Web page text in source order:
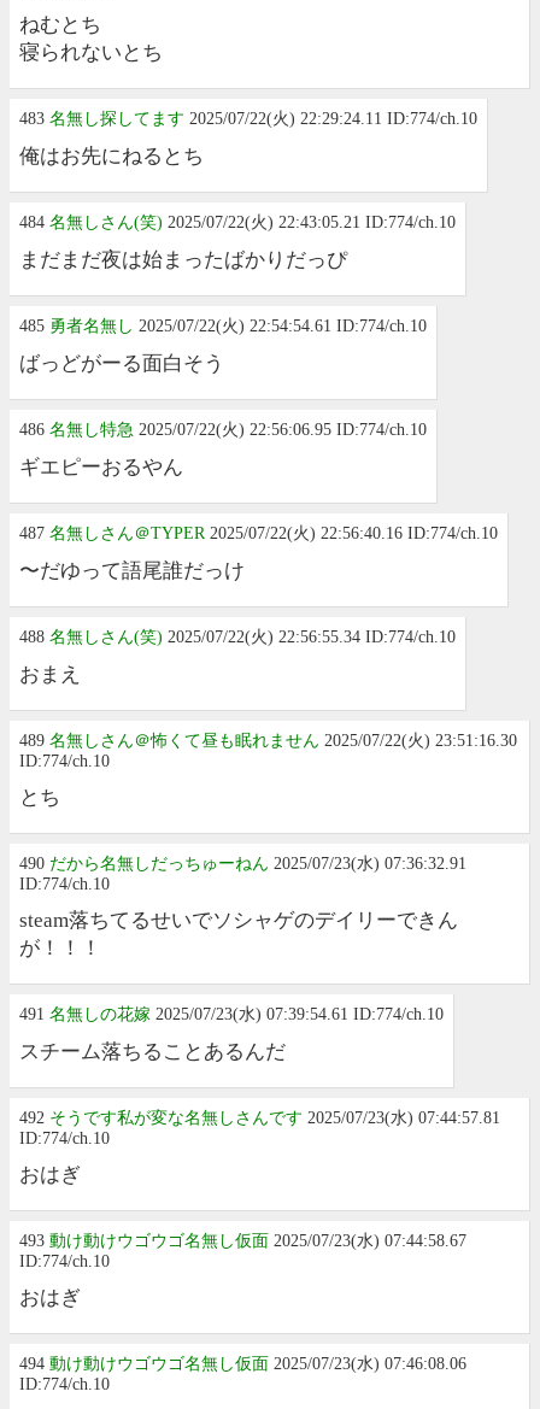
ねむとち
寝られないとち
483 名無し探してます 2025/07/22(火) 22:29:24.11 ID:774/ch.10
俺はお先にねるとち
484 名無しさん(笑) 2025/07/22(火) 22:43:05.21 ID:774/ch.10
まだまだ夜は始まったばかりだっぴ
485 勇者名無し 2025/07/22(火) 22:54:54.61 ID:774/ch.10
ばっどがーる面白そう
486 名無し特急 2025/07/22(火) 22:56:06.95 ID:774/ch.10
ギエピーおるやん
487 名無しさん＠TYPER 2025/07/22(火) 22:56:40.16 ID:774/ch.10
〜だゆって語尾誰だっけ
488 名無しさん(笑) 2025/07/22(火) 22:56:55.34 ID:774/ch.10
おまえ
489 名無しさん＠怖くて昼も眠れません 2025/07/22(火) 23:51:16.30
ID:774/ch.10
とち
490 だから名無しだっちゅーねん 2025/07/23(水) 07:36:32.91
ID:774/ch.10
steam落ちてるせいでソシャゲのデイリーできん
が！！！
491 名無しの花嫁 2025/07/23(水) 07:39:54.61 ID:774/ch.10
スチーム落ちることあるんだ
492 そうです私が変な名無しさんです 2025/07/23(水) 07:44:57.81
ID:774/ch.10
おはぎ
493 動け動けウゴウゴ名無し仮面 2025/07/23(水) 07:44:58.67
ID:774/ch.10
おはぎ
494 動け動けウゴウゴ名無し仮面 2025/07/23(水) 07:46:08.06
ID:774/ch.10